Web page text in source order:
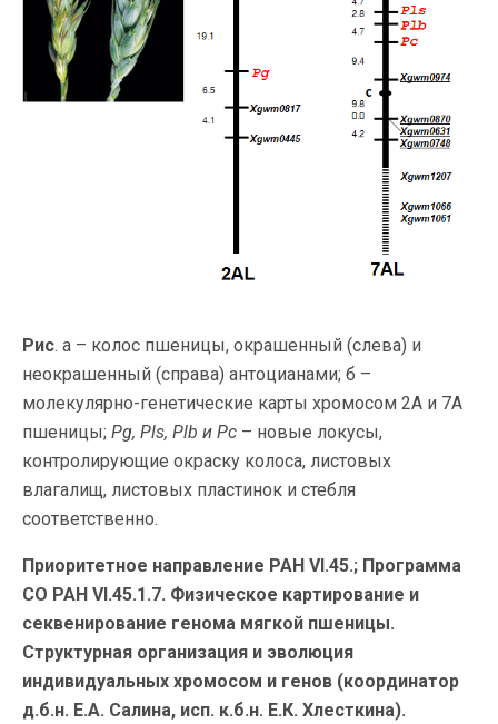
Рис. а – колос пшеницы, окрашенный (слева) и
неокрашенный (справа) антоцианами; б –
молекулярно-генетические карты хромосом 2А и 7А
пшеницы; Pg, Pls, Plb и Pc – новые локусы,
контролирующие окраску колоса, листовых
влагалищ, листовых пластинок и стебля
соответственно.
Приоритетное направление РАН VI.45.; Программа
СО РАН VI.45.1.7. Физическое картирование и
секвенирование генома мягкой пшеницы.
Cтруктурная организация и эволюция
индивидуальных хромосом и генов (координатор
д.б.н. Е.А. Салина, исп. к.б.н. Е.К. Хлесткина).